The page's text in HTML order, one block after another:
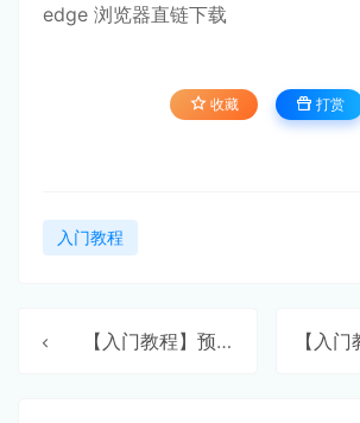
edge 浏览器直链下载
收藏 打赏
入门教程
【入门教程】预览原型